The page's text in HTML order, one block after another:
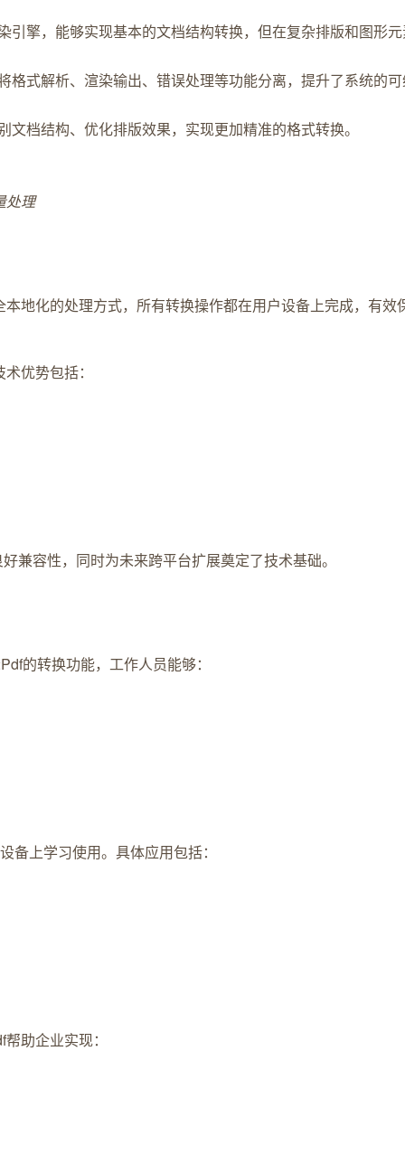
引擎，能够实现基本的文档结构转换，但在复杂排版和图形
格式解析、渲染输出、错误处理等功能分离，提升了系统的
档结构、优化排版效果，实现更加精准的格式转换。
处理
地化的处理方式，所有转换操作都在用户设备上完成，有效
优势包括：
兼容性，同时为未来跨平台扩展奠定了技术基础。
的转换功能，工作人员能够：
上学习使用。具体应用包括：
助企业实现：